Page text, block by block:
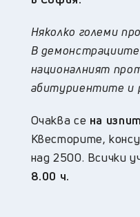
Няколко големи
В
националният
абитуриентите и
Очаква се на
Квесторите,
над 2500. Всички
8.00 ч.